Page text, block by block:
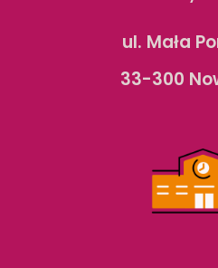
ul. Mała
33-300